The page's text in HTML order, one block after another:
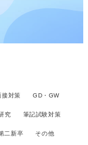
接対策 GD・GW
究 筆記試験対策
二新卒 その他